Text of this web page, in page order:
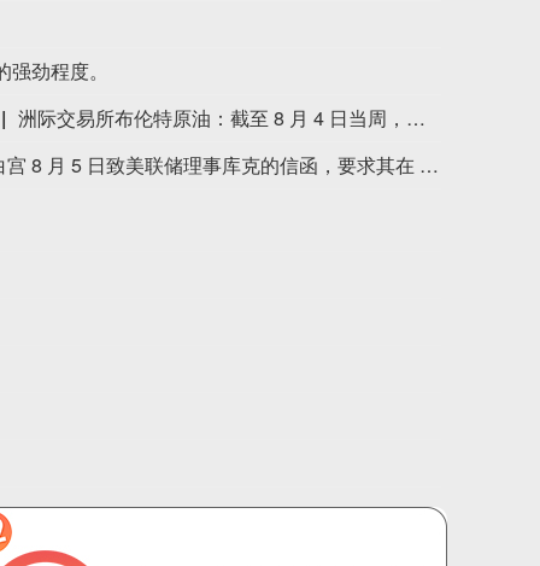
劲程度。
洲际交易所布伦特原油：截至 8 月 4 日当周，投机者净多头头寸减少 20361 份合约，降至 164722 份。
美国白宫 8 月 5 日致美联储理事库克的信函，要求其在 21 日内就自身相关言论提交书面答复。